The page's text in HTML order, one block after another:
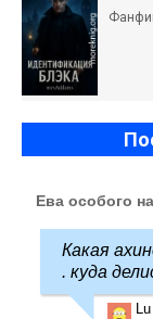
Ева особого
Какая
. куда
Lu